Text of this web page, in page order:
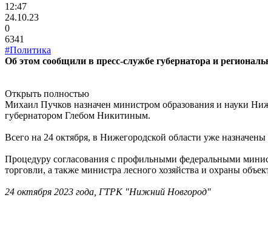
12:47
24.10.23
0
6341
#Политика
Об этом сообщили в пресс-службе губернатора и
Открыть полностью
Михаил Пучков назначен министром образования и науки
губернатором Глебом Никитиным.
Всего на 24 октября, в Нижегородской области уже
Процедуру согласования с профильными федеральными
торговли, а также министра лесного хозяйства и охраны
24 октября 2023 года, ГТРК "Нижний Новгород"